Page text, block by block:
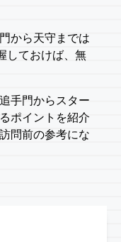
から天守までは
しておけば、無
手門からスター
ポイントを紹介
問前の参考にな